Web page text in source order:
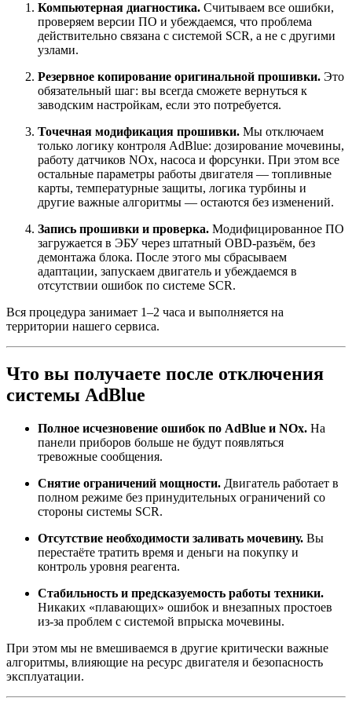
Компьютерная диагностика. Считываем все ошибки,
проверяем версии ПО и убеждаемся, что проблема
действительно связана с системой SCR, а не с другими
узлами.
Резервное копирование оригинальной прошивки. Это
обязательный шаг: вы всегда сможете вернуться к
заводским настройкам, если это потребуется.
Точечная модификация прошивки. Мы отключаем
только логику контроля AdBlue: дозирование мочевины,
работу датчиков NOx, насоса и форсунки. При этом все
остальные параметры работы двигателя — топливные
карты, температурные защиты, логика турбины и
другие важные алгоритмы — остаются без изменений.
Запись прошивки и проверка. Модифицированное ПО
загружается в ЭБУ через штатный OBD‑разъём, без
демонтажа блока. После этого мы сбрасываем
адаптации, запускаем двигатель и убеждаемся в
отсутствии ошибок по системе SCR.
Вся процедура занимает 1–2 часа и выполняется на
территории нашего сервиса.
Что вы получаете после отключения
системы AdBlue
Полное исчезновение ошибок по AdBlue и NOx. На
панели приборов больше не будут появляться
тревожные сообщения.
Снятие ограничений мощности. Двигатель работает в
полном режиме без принудительных ограничений со
стороны системы SCR.
Отсутствие необходимости заливать мочевину. Вы
перестаёте тратить время и деньги на покупку и
контроль уровня реагента.
Стабильность и предсказуемость работы техники.
Никаких «плавающих» ошибок и внезапных простоев
из‑за проблем с системой впрыска мочевины.
При этом мы не вмешиваемся в другие критически важные
алгоритмы, влияющие на ресурс двигателя и безопасность
эксплуатации.